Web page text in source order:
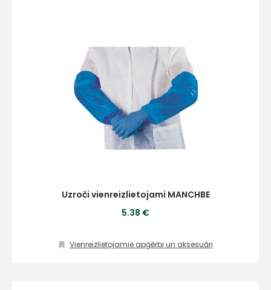
Uzroči vienreizlietojami MANCHBE
5.38 €
Vienreizlietojamie apģērbi un aksesuāri